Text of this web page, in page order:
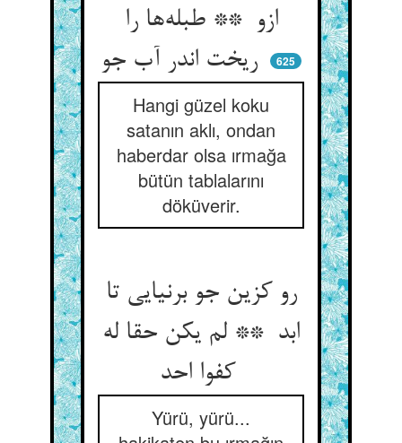
ازو ** طبله‌ها را
625
Hangi güzel koku
satanın aklı, ondan
haberdar olsa ırmağa
bütün tablalarını
döküverir.
رو کزین جو برنیایی تا
ابد ** لم یکن حقا له
Yürü, yürü...